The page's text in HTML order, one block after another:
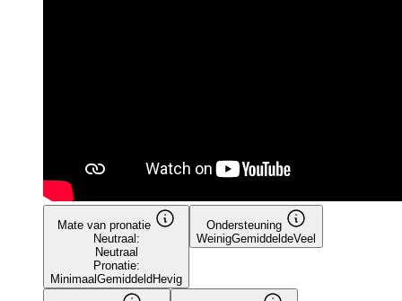
Mate van pronatie
Neutraal:
Neutraal
Pronatie:
MinimaalGemiddeld Hevig
Ondersteuning
WeinigGemiddeldeVeel